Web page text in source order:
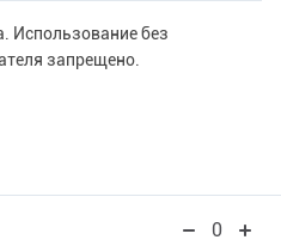
Использование без
запрещено.
0